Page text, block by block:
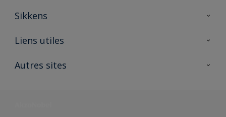
Sikkens
A propos de Sikkens
Liens utiles
Ouvrir un magasin PASS
Autres sites